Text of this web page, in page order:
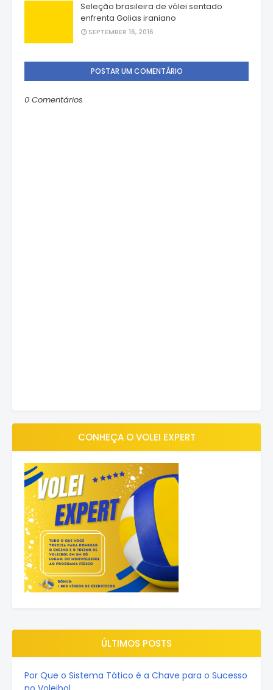
Seleção brasileira de vôlei sentado
enfrenta Golias iraniano
SEPTEMBER 16, 2016
POSTAR UM COMENTÁRIO
0 Comentários
CONHEÇA O VOLEI EXPERT
ÚLTIMOS POSTS
Por Que o Sistema Tático é a Chave para o Sucesso